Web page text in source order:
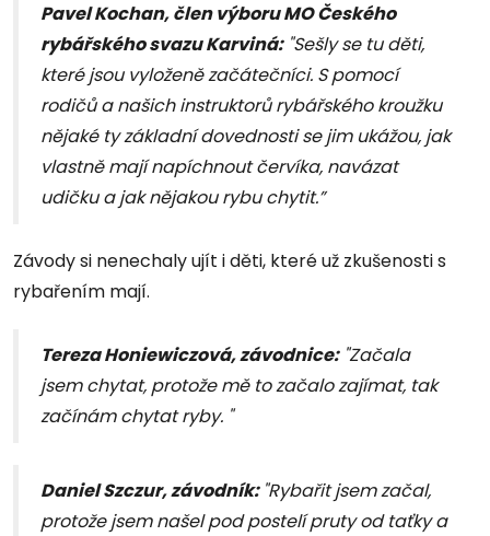
Pavel Kochan, člen výboru MO Českého
rybářského svazu Karviná:"Sešly se tu děti,
které jsou vyloženě začátečníci. S pomocí
rodičů a našich instruktorů rybářského kroužku
nějaké ty základní dovednosti se jim ukážou, jak
vlastně mají napíchnout červíka, navázat
udičku a jak nějakou rybu chytit.”
Závody si nenechaly ujít i děti, které už zkušenosti s
rybařením mají.
Tereza Honiewiczová, závodnice:"Začala
jsem chytat, protože mě to začalo zajímat, tak
začínám chytat ryby. "
Daniel Szczur, závodník: "Rybařit jsem začal,
protože jsem našel pod postelí pruty od taťky a